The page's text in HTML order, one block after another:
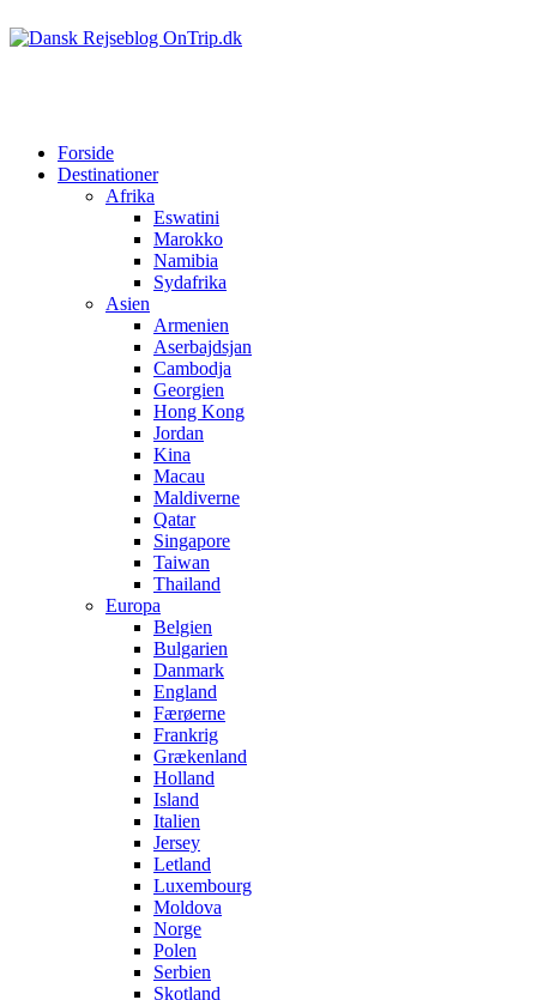
Forside
Destinationer
Afrika
Eswatini
Marokko
Namibia
Sydafrika
Asien
Armenien
Aserbajdsjan
Cambodja
Georgien
Hong Kong
Jordan
Kina
Macau
Maldiverne
Qatar
Singapore
Taiwan
Thailand
Europa
Belgien
Bulgarien
Danmark
England
Færøerne
Frankrig
Grækenland
Holland
Island
Italien
Jersey
Letland
Luxembourg
Moldova
Norge
Polen
Serbien
Skotland